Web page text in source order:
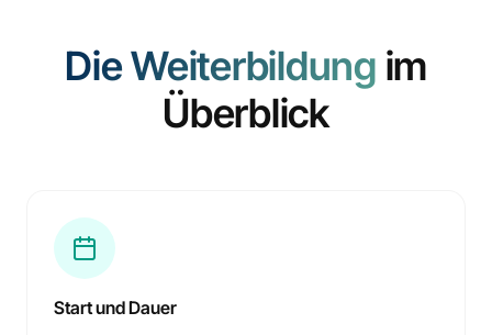
Die Weiterbildung im
Überblick
Start und Dauer